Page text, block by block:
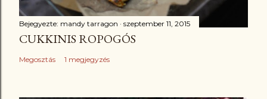
Bejegyezte: mandy tarragon szeptember 11, 2015
CUKKINIS ROPOGÓS
Megosztás 1 megjegyzés